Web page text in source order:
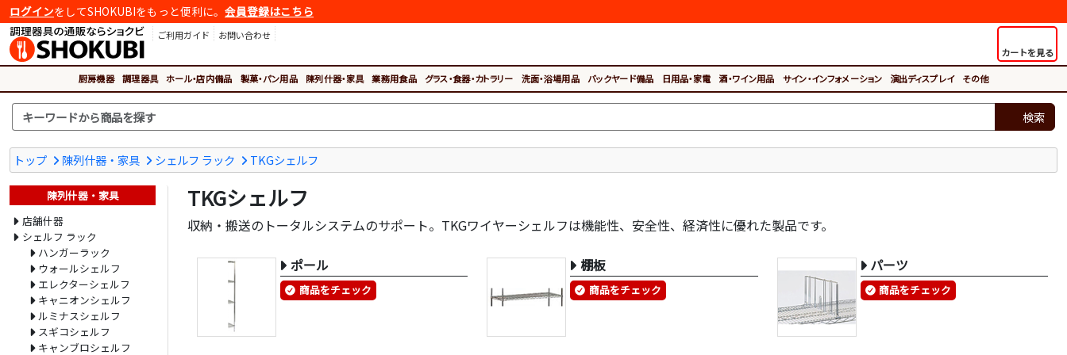
ログインをしてSHOKUBIをもっと便利に。 会員登録はこちら
ご利用ガイド
お問い合わせ
カートを見る
厨房機器 調理器具 ホール・店内備品 製菓・パン用品 陳列什器・家具 業務用食品 グラス・食器・カトラリー 洗面・浴場用品 バックヤード備品 日用品・家電 酒・ワイン用品 サイン・インフォメーション 演出ディスプレイ その他
検索
トップ 陳列什器・家具 シェルフ ラック TKGシェルフ
TKGシェルフ
収納・搬送のトータルシステムのサポート。TKGワイヤーシェルフは機能性、安全性、経済性に優れた製品です。
ポール
商品をチェック
棚板
商品をチェック
パーツ
商品をチェック
陳列什器・家具
店舗什器
シェルフ ラック
ハンガーラック
ウォールシェルフ
エレクターシェルフ
キャニオンシェルフ
ルミナスシェルフ
スギコシェルフ
キャンブロシェルフ